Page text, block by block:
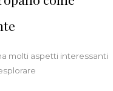
molti aspetti interessanti